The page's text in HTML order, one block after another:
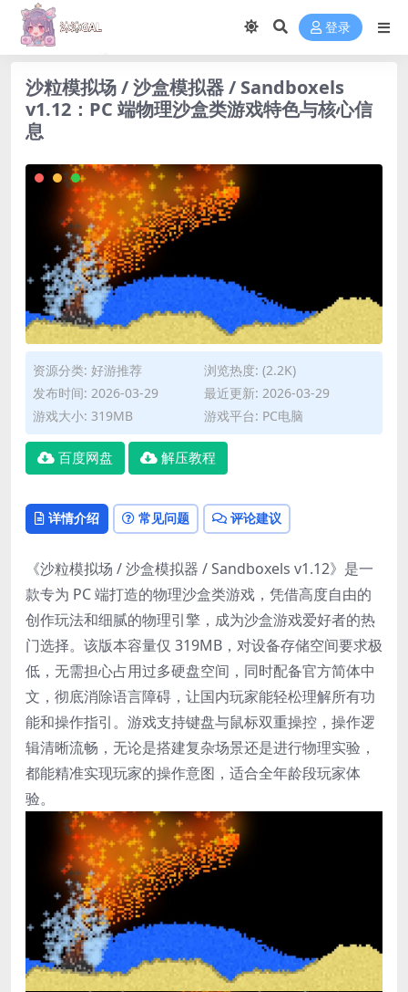
登录
沙粒模拟场 / 沙盒模拟器 / Sandboxels
v1.12：PC 端物理沙盒类游戏特色与核心信
息
资源分类: 好游推荐
浏览热度: (2.2K)
发布时间: 2026-03-29
最近更新: 2026-03-29
游戏大小: 319MB
游戏平台: PC电脑
百度网盘 解压教程
详情介绍 常见问题 评论建议
《沙粒模拟场 / 沙盒模拟器 / Sandboxels v1.12》是一
款专为 PC 端打造的物理沙盒类游戏，凭借高度自由的
创作玩法和细腻的物理引擎，成为沙盒游戏爱好者的热
门选择。该版本容量仅 319MB，对设备存储空间要求极
低，无需担心占用过多硬盘空间，同时配备官方简体中
文，彻底消除语言障碍，让国内玩家能轻松理解所有功
能和操作指引。游戏支持键盘与鼠标双重操控，操作逻
辑清晰流畅，无论是搭建复杂场景还是进行物理实验，
都能精准实现玩家的操作意图，适合全年龄段玩家体
验。